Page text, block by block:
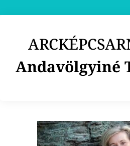
Andavölgyiné